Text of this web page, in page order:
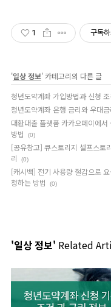
1 구독하
'일상 정보' 카테고리의 다른 글
청년도약계좌 가입방법과 신청
청년도약계좌 은행 금리와 우대
대환대출 플랫폼 카카오페이에
방법
(0)
[공유창고] 큐스토리지 셀프스토
리
(0)
[캐시백] 전기 사용량 절감으로
청하는 방법
(0)
'일상 정보' Related